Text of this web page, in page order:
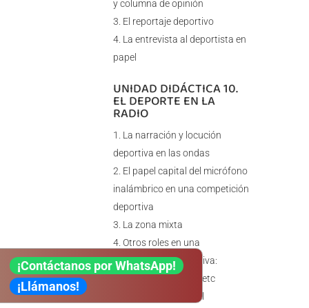
y columna de opinión
El reportaje deportivo
La entrevista al deportista en
papel
UNIDAD DIDÁCTICA 10.
EL DEPORTE EN LA
RADIO
La narración y locución
deportiva en las ondas
El papel capital del micrófono
inalámbrico en una competición
deportiva
La zona mixta
Otros roles en una
retransmisión deportiva:
analista, contertulio, etc
El formato carrusel
¡Contáctanos por WhatsApp!
¡Llámanos!